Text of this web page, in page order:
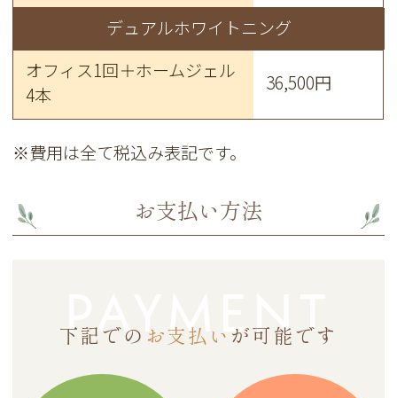
デュアルホワイトニング
オフィス1回＋ホームジェル
4本
36,500円
※費用は全て税込み表記です。
お支払い方法
PAYMENT
下記での お支払い が可能です